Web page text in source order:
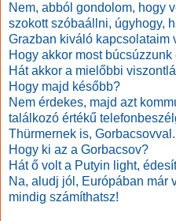
Nem, abból gondolom, hogy
szokott szóbaállni, úgyhogy,
Grazban kiváló kapcsolataim
Hogy akkor most búcsúzzunk
Hát akkor a mielőbbi
Hogy majd később?
Nem érdekes, majd azt
találkozó értékű
Thürmernek is,
Hogy ki az a Gorbacsov?
Hát ő volt a Putyin light,
Na, aludj jól, Európában már
mindig számíthatsz!